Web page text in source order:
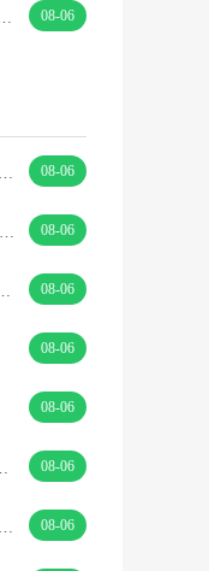
08-06
08-06
08-06
08-06
08-06
08-06
08-06
08-06